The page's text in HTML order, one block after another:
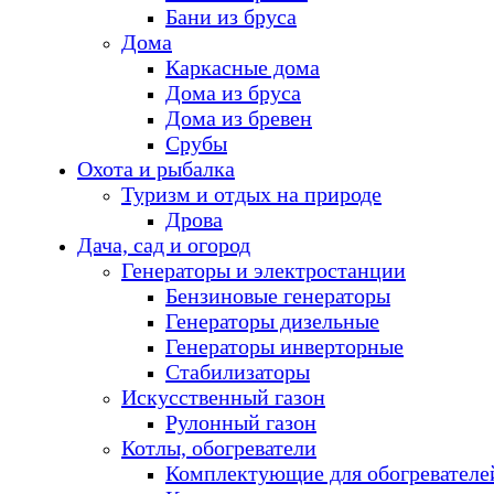
Бани из бруса
Дома
Каркасные дома
Дома из бруса
Дома из бревен
Срубы
Охота и рыбалка
Туризм и отдых на природе
Дрова
Дача, сад и огород
Генераторы и электростанции
Бензиновые генераторы
Генераторы дизельные
Генераторы инверторные
Стабилизаторы
Искусственный газон
Рулонный газон
Котлы, обогреватели
Комплектующие для